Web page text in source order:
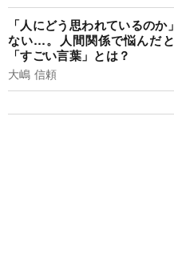
「人にどう思われているの
ない…。人間関係で悩んだ
「すごい言葉」とは？
大嶋 信頼